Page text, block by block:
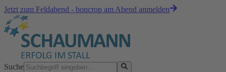
Jetzt zum Feldabend - boncrop am Abend anmelden
Suche